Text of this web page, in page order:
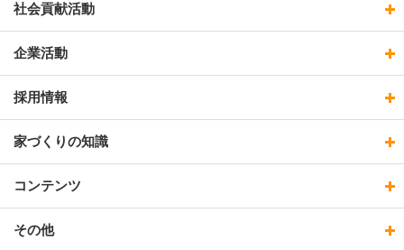
社会貢献活動
企業活動
採用情報
家づくりの知識
コンテンツ
その他